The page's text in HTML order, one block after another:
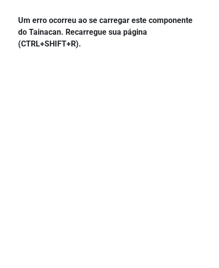
Um erro ocorreu ao se carregar este componente
do Tainacan. Recarregue sua página
(CTRL+SHIFT+R).